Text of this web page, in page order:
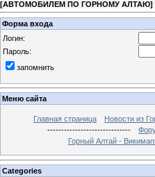
[АВТОМОБИЛЕМ ПО ГОРНОМУ АЛТАЮ]
Форма входа
Логин:
Пароль:
запомнить
Меню сайта
Главная страница Новости из
------------------------------
Горный Алтай -
Categories